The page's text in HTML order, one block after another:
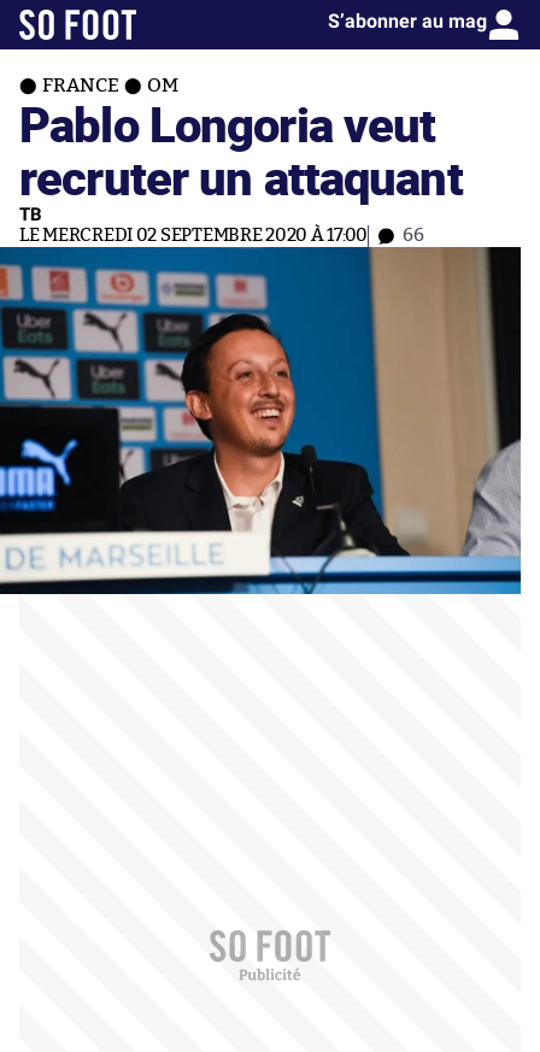
S’abonner au mag
FRANCE OM
Pablo Longoria veut
recruter un attaquant
TB
LE MERCREDI 02 SEPTEMBRE 2020 À 17:00 66